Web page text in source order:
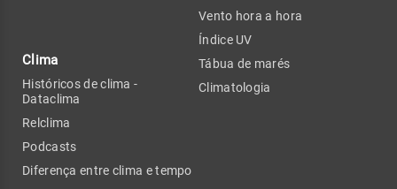
Clima
Históricos de clima -
Dataclima
Relclima
Podcasts
Diferença entre clima e tempo
Vento hora a hora
Índice UV
Tábua de marés
Climatologia